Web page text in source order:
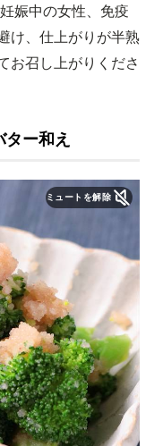
娠中の女性、免疫
け、仕上がりが半熟
お召し上がりくださ
ー和え
ミュートを解除